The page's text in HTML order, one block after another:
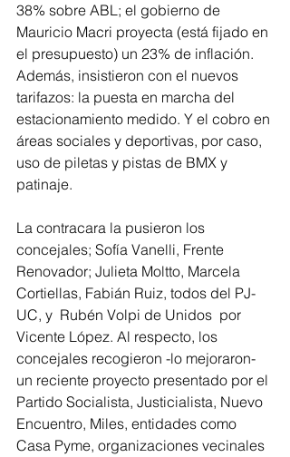
38% sobre ABL; el gobierno de
Mauricio Macri proyecta (está fijado en
el presupuesto) un 23% de inflación.
Además, insistieron con el nuevos
tarifazos: la puesta en marcha del
estacionamiento medido. Y el cobro en
áreas sociales y deportivas, por caso,
uso de piletas y pistas de BMX y
patinaje.
La contracara la pusieron los
concejales; Sofía Vanelli, Frente
Renovador; Julieta Moltto, Marcela
Cortiellas, Fabián Ruiz, todos del PJ-
UC, y  Rubén Volpi de Unidos  por
Vicente López. Al respecto, los
concejales recogieron -lo mejoraron-
un reciente proyecto presentado por el
Partido Socialista, Justicialista, Nuevo
Encuentro, Miles, entidades como
Casa Pyme, organizaciones vecinales